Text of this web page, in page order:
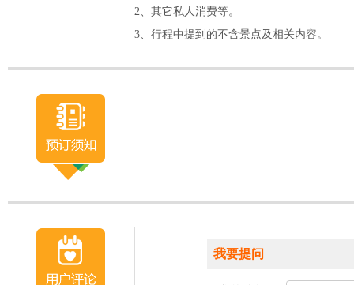
2、其它私人消费等。
3、行程中提到的不含景点及相关内容。
我要提问